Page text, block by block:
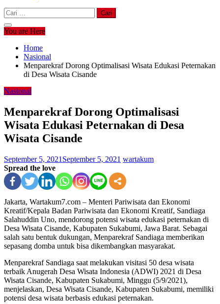
Cari
untuk:
You are Here
Home
Nasional
Menparekraf Dorong Optimalisasi Wisata Edukasi Peternakan
di Desa Wisata Cisande
Nasional
Menparekraf Dorong Optimalisasi
Wisata Edukasi Peternakan di Desa
Wisata Cisande
September 5, 2021 September 5, 2021 wartakum
Spread the love
Jakarta, Wartakum7.com – Menteri Pariwisata dan Ekonomi
Kreatif/Kepala Badan Pariwisata dan Ekonomi Kreatif, Sandiaga
Salahuddin Uno, mendorong potensi wisata edukasi peternakan di
Desa Wisata Cisande, Kabupaten Sukabumi, Jawa Barat. Sebagai
salah satu bentuk dukungan, Menparekraf Sandiaga memberikan
sepasang domba untuk bisa dikembangkan masyarakat.
Menparekraf Sandiaga saat melakukan visitasi 50 desa wisata
terbaik Anugerah Desa Wisata Indonesia (ADWI) 2021 di Desa
Wisata Cisande, Kabupaten Sukabumi, Minggu (5/9/2021),
menjelaskan, Desa Wisata Cisande, Kabupaten Sukabumi, memiliki
potensi desa wisata berbasis edukasi peternakan.